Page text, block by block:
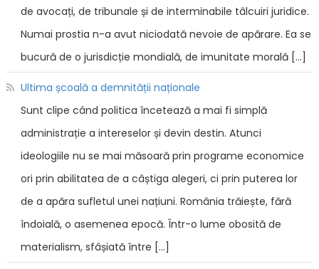
de avocați, de tribunale și de interminabile tâlcuiri juridice.
Numai prostia n-a avut niciodată nevoie de apărare. Ea se
bucură de o jurisdicție mondială, de imunitate morală […]
Ultima școală a demnității naționale
Sunt clipe când politica încetează a mai fi simplă
administrație a intereselor și devin destin. Atunci
ideologiile nu se mai măsoară prin programe economice
ori prin abilitatea de a câștiga alegeri, ci prin puterea lor
de a apăra sufletul unei națiuni. România trăiește, fără
îndoială, o asemenea epocă. Într-o lume obosită de
materialism, sfâșiată între […]